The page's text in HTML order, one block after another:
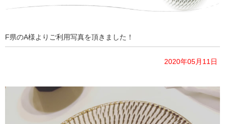
F県のA様よりご利用写真を頂きました！
2020年05月11日